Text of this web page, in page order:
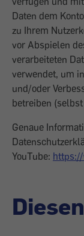
Daten dem
zu Ihrem
vor Abspielen
verarbeiteten
verwendet, um
und/oder
betreiben
Genaue
YouTube: